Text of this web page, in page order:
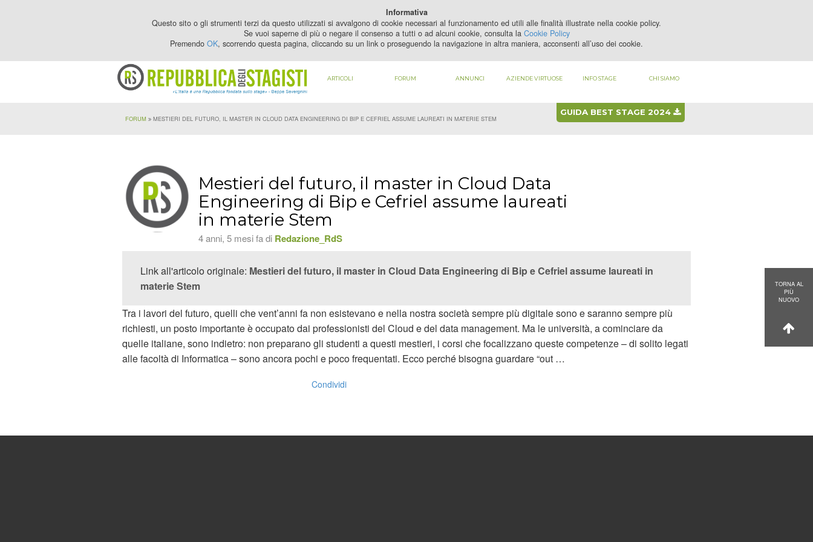
REGISTRATI
LOGIN
GUIDA BEST STAGE 2024
ARTICOLI FORUM ANNUNCI AZIENDE VIRTUOSE INFO STAGE CHI SIAMO
FORUM MESTIERI DEL FUTURO, IL MASTER IN CLOUD DATA ENGINEERING DI BIP E CEFRIEL ASSUME LAUREATI IN MATERIE STEM
Mestieri del futuro, il master in Cloud Data
Engineering di Bip e Cefriel assume laureati
in materie Stem
4 anni, 5 mesi fa di Redazione_RdS
Link all'articolo originale: Mestieri del futuro, il master in Cloud Data Engineering di Bip e Cefriel assume laureati in
materie Stem
Tra i lavori del futuro, quelli che vent’anni fa non esistevano e nella nostra società sempre più digitale sono e saranno sempre più
richiesti, un posto importante è occupato dai professionisti del Cloud e del data management. Ma le università, a cominciare da
quelle italiane, sono indietro: non preparano gli studenti a questi mestieri, i corsi che focalizzano queste competenze – di solito legati
alle facoltà di Informatica – sono ancora pochi e poco frequentati. Ecco perché bisogna guardare “out …
Condividi
TORNA AL
PIÙ
NUOVO
Informativa
Questo sito o gli strumenti terzi da questo utilizzati si avvalgono di cookie necessari al funzionamento ed utili alle finalità illustrate nella cookie policy.
Se vuoi saperne di più o negare il consenso a tutti o ad alcuni cookie, consulta la Cookie Policy
Premendo OK, scorrendo questa pagina, cliccando su un link o proseguendo la navigazione in altra maniera, acconsenti all’uso dei cookie.